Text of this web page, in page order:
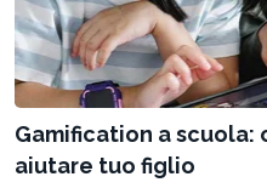
Gamification a scuola:
aiutare tuo figlio